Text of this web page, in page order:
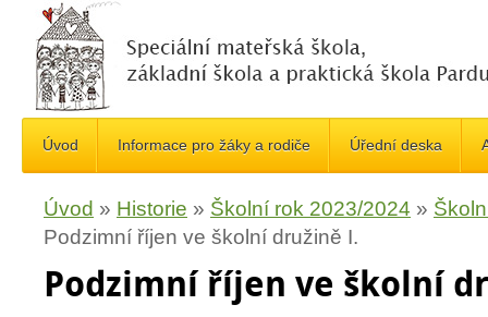
Úvod Informace pro žáky a rodiče Úřední deska
Úvod » Historie » Školní rok 2023/2024 »
Podzimní říjen ve školní družině I.
Podzimní říjen ve školní